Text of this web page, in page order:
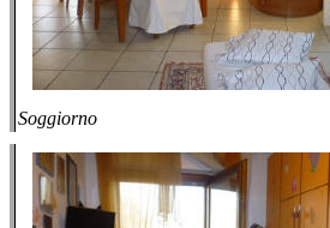
Soggiorno